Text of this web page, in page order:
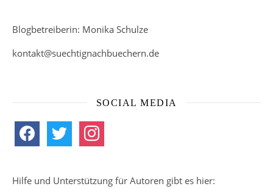
Blogbetreiberin: Monika Schulze
kontakt@suechtignachbuechern.de
SOCIAL MEDIA
facebook twitter instagram
Hilfe und Unterstützung für Autoren gibt es hier: